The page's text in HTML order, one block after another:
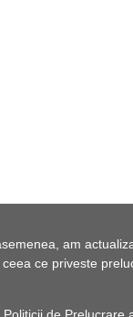
am
ce priveste